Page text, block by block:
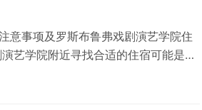
意事项及罗斯布鲁弗戏剧演艺学院住
艺学院附近寻找合适的住宿可能是留
利完成…